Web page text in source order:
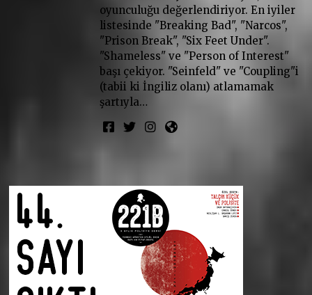
oyunculuğu değerlendiriyor. En iyiler
listesinde "Breaking Bad", "Narcos",
"Prison Break", "Six Feet Under".
"Shameless" ve "Person of Interest"
başı çekiyor. "Seinfeld" ve "Coupling"i
(tabii ki İngiliz olanı) atlamamak
şartıyla…